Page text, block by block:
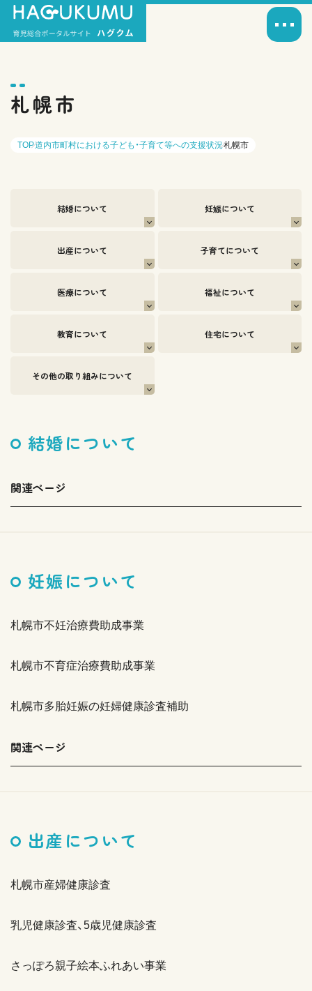
札幌市
TOP道内市町村における子ども・子育て等への支援状況札幌市
結婚について 妊娠について
出産について 子育てについて
医療について 福祉について
教育について 住宅について
その他の取り組みについて
結婚について
関連ページ
妊娠について
札幌市不妊治療費助成事業
札幌市不育症治療費助成事業
札幌市多胎妊娠の妊婦健康診査補助
関連ページ
出産について
札幌市産婦健康診査
乳児健康診査、5歳児健康診査
さっぽろ親子絵本ふれあい事業